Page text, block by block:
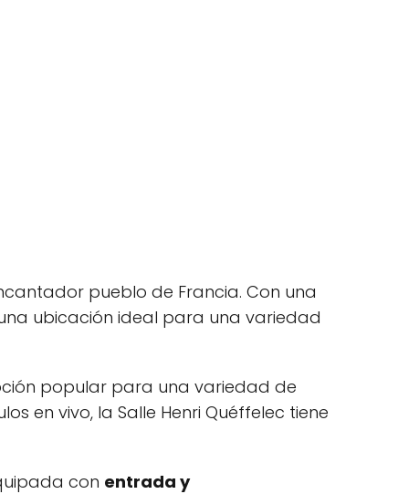
pueblo de Francia. Con una
ubicación ideal para una variedad
popular para una variedad de
en vivo, la Salle Henri Quéffelec tiene
con entrada y